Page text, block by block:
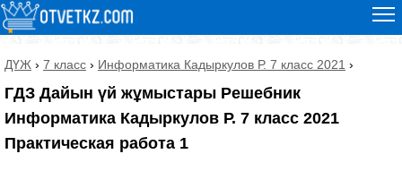
ДҮЖ › 7 класс › Информатика Кадыркулов Р. 7 класс 2021 ›
ГДЗ Дайын үй жұмыстары Решебник
Информатика Кадыркулов Р. 7 класс 2021
Практическая работа 1